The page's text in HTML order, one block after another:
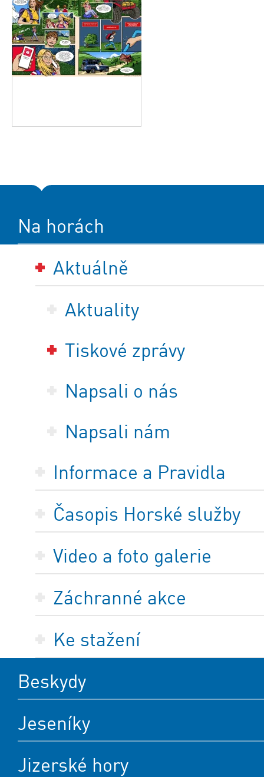
Na horách
Aktuálně
Aktuality
Tiskové zprávy
Napsali o nás
Napsali nám
Informace a Pravidla
Časopis Horské služby
Video a foto galerie
Záchranné akce
Ke stažení
Beskydy
Jeseníky
Jizerské hory